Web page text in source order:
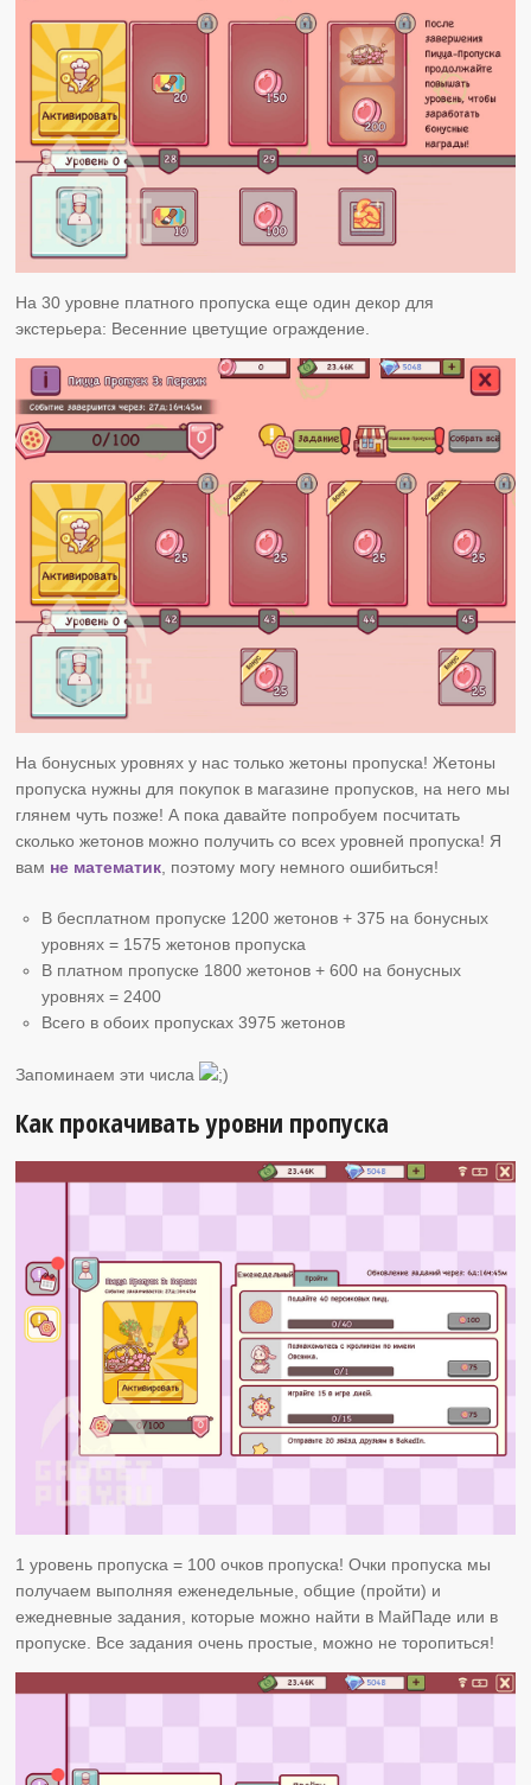
На 30 уровне платного пропуска еще один декор для
экстерьера: Весенние цветущие ограждение.
На бонусных уровнях у нас только жетоны пропуска! Жетоны
пропуска нужны для покупок в магазине пропусков, на него мы
глянем чуть позже! А пока давайте попробуем посчитать
сколько жетонов можно получить со всех уровней пропуска! Я
вам не математик , поэтому могу немного ошибиться!
В бесплатном пропуске 1200 жетонов + 375 на бонусных
уровнях = 1575 жетонов пропуска
В платном пропуске 1800 жетонов + 600 на бонусных
уровнях = 2400
Всего в обоих пропусках 3975 жетонов
Запоминаем эти числа
Как прокачивать уровни пропуска
1 уровень пропуска = 100 очков пропуска! Очки пропуска мы
получаем выполняя еженедельные, общие (пройти) и
ежедневные задания, которые можно найти в МайПаде или в
пропуске. Все задания очень простые, можно не торопиться!